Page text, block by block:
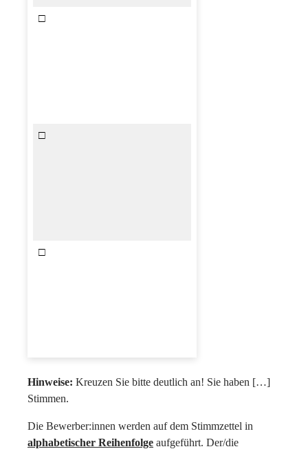
□
□
□
Hinweise: Kreuzen Sie bitte deutlich an! Sie haben […]
Stimmen.
Die Bewerber:innen werden auf dem Stimmzettel in
alphabetischer Reihenfolge aufgeführt. Der/die